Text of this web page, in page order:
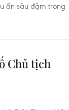
ấn sâu đậm trong
Chủ tịch